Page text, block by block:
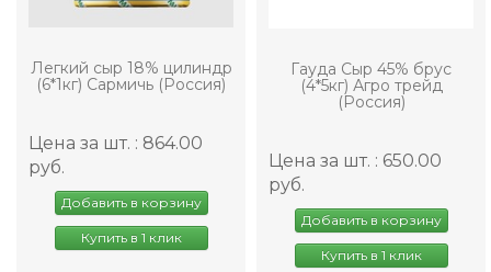
Легкий сыр 18% цилиндр
(6*1кг) Сармичь (Россия)
Цена за шт. : 864.00
руб.
Добавить в корзину
Купить в 1 клик
Гауда Сыр 45% брус
(4*5кг) Агро трейд
(Россия)
Цена за шт. : 650.00
руб.
Добавить в корзину
Купить в 1 клик